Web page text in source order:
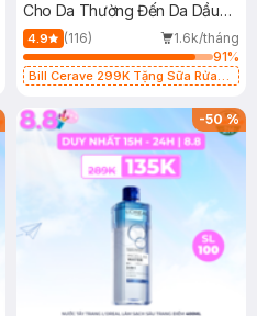
Cho Da Thường Đến Da Dầu
473ml
4.9 (116)
1.6k/tháng
91%
Bill Cerave 299K Tặng Sữa Rửa
-50%